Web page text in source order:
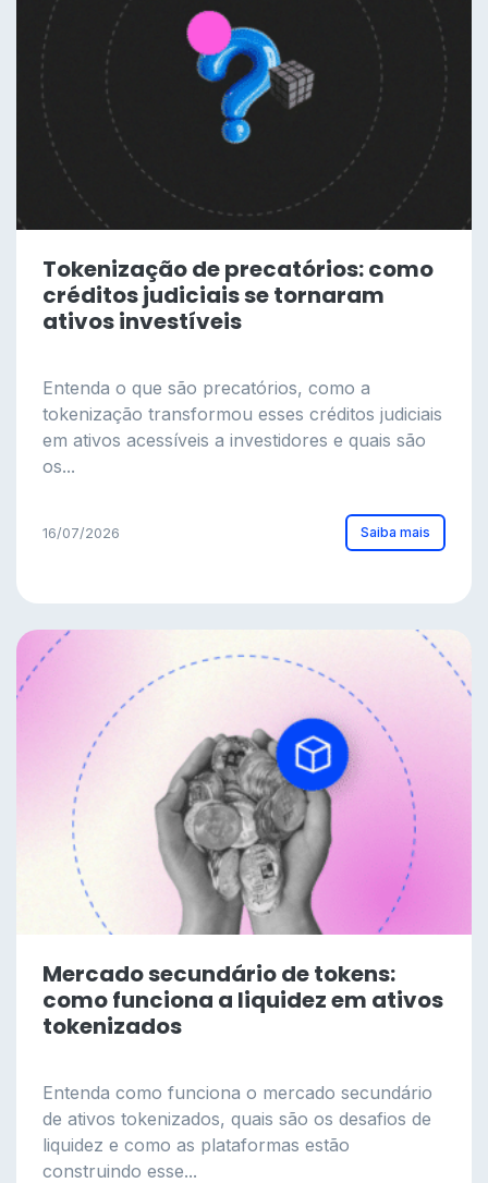
Tokenização de precatórios: como
créditos judiciais se tornaram
ativos investíveis
Entenda o que são precatórios, como a
tokenização transformou esses créditos judiciais
em ativos acessíveis a investidores e quais são
os...
16/07/2026 Saiba mais
Mercado secundário de tokens:
como funciona a liquidez em ativos
tokenizados
Entenda como funciona o mercado secundário
de ativos tokenizados, quais são os desafios de
liquidez e como as plataformas estão
construindo esse...